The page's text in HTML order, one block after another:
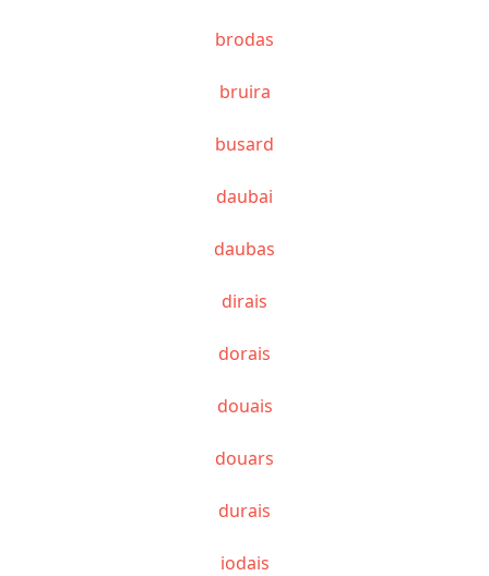
brodas
bruira
busard
daubai
daubas
dirais
dorais
douais
douars
durais
iodais